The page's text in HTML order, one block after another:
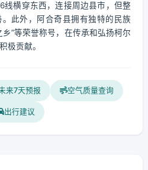
线横穿东西，连接周边县市，但整
此外，阿合奇县拥有独特的民族
”等荣誉称号，在传承和弘扬柯尔
极贡献。
来7天预报 空气质量查询
出行建议